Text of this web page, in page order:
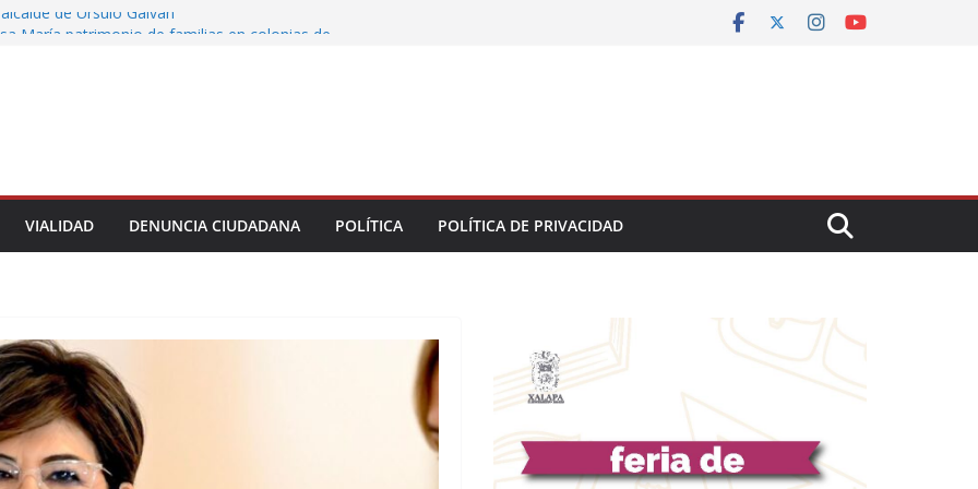
de Úrsulo Galván
VIALIDAD DENUNCIA CIUDADANA POLÍTICA POLÍTICA DE PRIVACIDAD